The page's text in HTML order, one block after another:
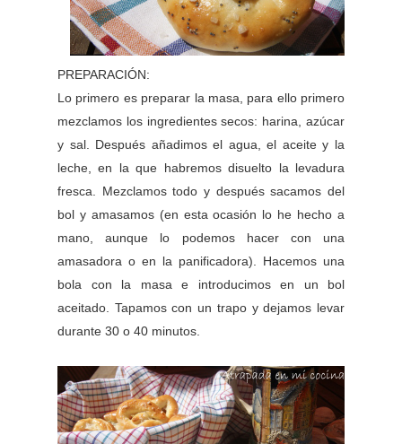
PREPARACIÓN:
Lo primero es preparar la masa, para ello primero
mezclamos los ingredientes secos: harina, azúcar
y sal. Después añadimos el agua, el aceite y la
leche, en la que habremos disuelto la levadura
fresca. Mezclamos todo y después sacamos del
bol y amasamos (en esta ocasión lo he hecho a
mano, aunque lo podemos hacer con una
amasadora o en la panificadora). Hacemos una
bola con la masa e introducimos en un bol
aceitado. Tapamos con un trapo y dejamos levar
durante 30 o 40 minutos.